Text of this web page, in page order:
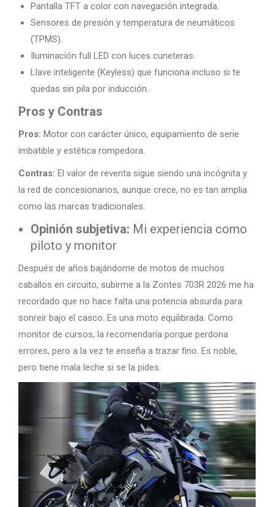
Pantalla TFT a color con navegación integrada.
Sensores de presión y temperatura de neumáticos
(TPMS).
Iluminación full LED con luces cuneteras.
Llave inteligente (Keyless) que funciona incluso si te
quedas sin pila por inducción.
Pros y Contras
Pros: Motor con carácter único, equipamiento de serie
imbatible y estética rompedora.
Contras: El valor de reventa sigue siendo una incógnita y
la red de concesionarios, aunque crece, no es tan amplia
como las marcas tradicionales.
Opinión subjetiva: Mi experiencia como
piloto y monitor
Después de años bajándome de motos de muchos
caballos en circuito, subirme a la Zontes 703R 2026 me ha
recordado que no hace falta una potencia absurda para
sonreír bajo el casco. Es una moto equilibrada. Como
monitor de cursos, la recomendaría porque perdona
errores, pero a la vez te enseña a trazar fino. Es noble,
pero tiene mala leche si se la pides.